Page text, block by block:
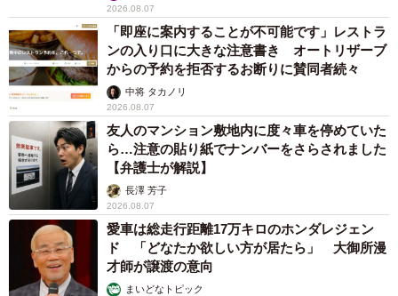
2026.08.07
「即座に案内することが不可能です」レストラ
ンの入り口に大きな注意書き オートリザーブ
からの予約を拒否するお断りに賛同者続々
中将 タカノリ
2026.08.07
友人のマンション敷地内に度々車を停めていた
ら…注意の貼り紙でナンバーをさらされました
【弁護士が解説】
長澤 芳子
2026.08.07
愛車は総走行距離17万キロのホンダレジェン
ド 「どなたか欲しい方が居たら」 大御所漫
才師が譲渡の意向
まいどなトピック